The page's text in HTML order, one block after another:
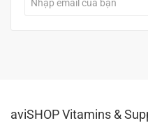
aviSHOP Vitamins &